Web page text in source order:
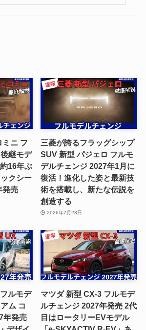
ミニ フ
継モデ
16年ぶ
クシー
発売
三菱が誇るフラッグシップ
SUV 新型 パジェロ フルモ
デルチェンジ 2027年1月に
復活！進化した姿と最新技
術を搭載し、新たな伝説を
創造する
2026年7月23日
ルモデ
ム コ
年発売
マツダ 新型 CX-3 フルモデ
ルチェンジ 2027年発売 2代
目はロータリーEVモデル